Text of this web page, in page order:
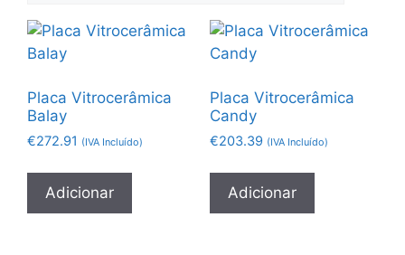
Placa Vitrocerâmica
Balay
€272.91 (IVA Incluído)
Adicionar
Placa Vitrocerâmica
Candy
€203.39 (IVA Incluído)
Adicionar